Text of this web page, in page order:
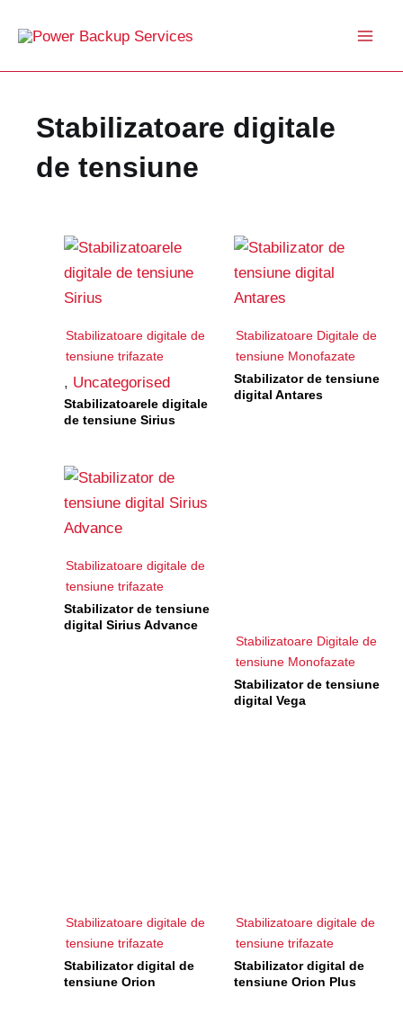
Stabilizatoare digitale
de tensiune
Stabilizatoare digitale de
tensiune trifazate
, Uncategorised
Stabilizatoarele digitale
de tensiune Sirius
Stabilizatoare Digitale de
tensiune Monofazate
Stabilizator de tensiune
digital Antares
Stabilizatoare digitale de
tensiune trifazate
Stabilizator de tensiune
digital Sirius Advance
Stabilizatoare Digitale de
tensiune Monofazate
Stabilizator de tensiune
digital Vega
Stabilizatoare digitale de
tensiune trifazate
Stabilizator digital de
tensiune Orion
Stabilizatoare digitale de
tensiune trifazate
Stabilizator digital de
tensiune Orion Plus